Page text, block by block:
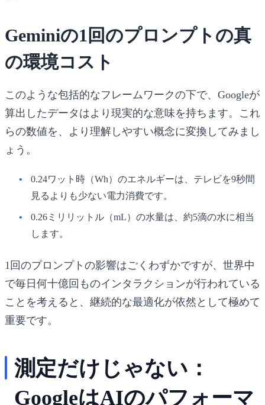
Geminiの1回のプロンプトの真
の環境コスト
このような包括的なフレームワークの下で、Googleが
算出したデータはより現実的な意味を持ちます。これ
らの数値を、より理解しやすい概念に変換してみまし
ょう。
0.24ワット時（Wh）のエネルギーは、テレビを9秒間
見るよりも少ない電力消費です。
0.26ミリリットル（mL）の水量は、約5滴の水に相当
します。
1回のプロンプトの影響はごくわずかですが、世界中
で毎日何十億回ものインタラクションが行われている
ことを考えると、継続的な最適化が依然として極めて
重要です。
測定だけじゃない：
GoogleはAIのパフォーマ